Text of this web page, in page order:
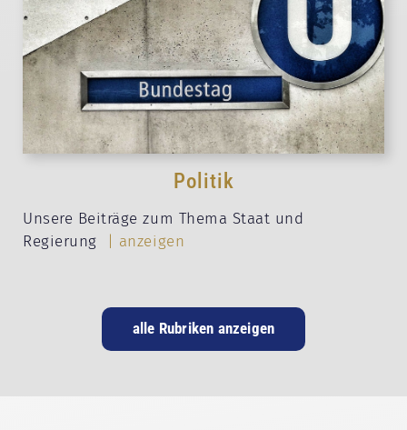
Politik
Unsere Beiträge zum Thema Staat und
Regierung
| anzeigen
alle Rubriken anzeigen